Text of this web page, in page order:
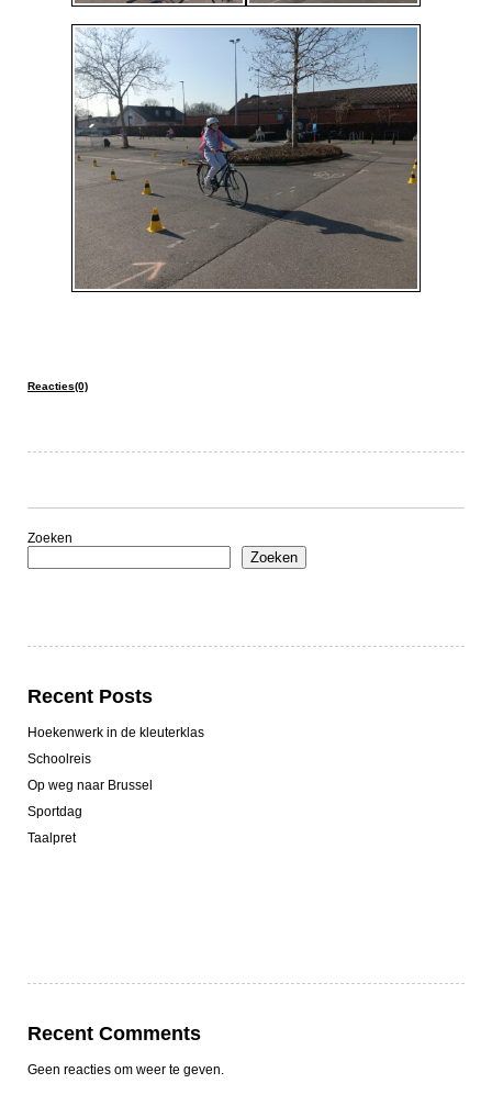
Reacties(0)
Zoeken
Zoeken
Recent Posts
Hoekenwerk in de kleuterklas
Schoolreis
Op weg naar Brussel
Sportdag
Taalpret
Recent Comments
Geen reacties om weer te geven.